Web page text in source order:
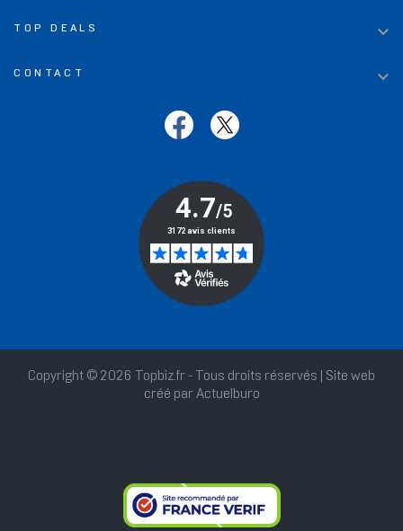
TOP DEALS 
CONTACT 
Copyright © 2026 Topbiz.fr - Tous droits réservés | Site web
créé par Actuelburo